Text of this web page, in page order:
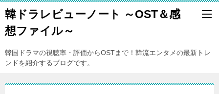
韓ドラレビューノート ～OST＆感
想ファイル～
韓国ドラマの視聴率・評価からOSTまで！韓流エンタメの最新トレ
ンドを紹介するブログです。